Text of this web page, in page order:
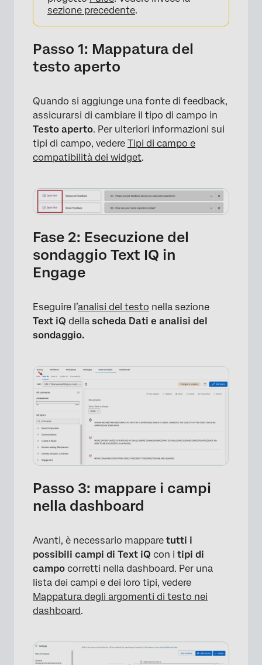
sezione precedente.
Passo 1: Mappatura del
testo aperto
Quando si aggiunge una fonte di feedback,
assicurarsi di cambiare il tipo di campo in
Testo aperto. Per ulteriori informazioni sui
tipi di campo, vedere Tipi di campo e
compatibilità dei widget.
×
Fase 2: Esecuzione del
sondaggio Text IQ in
Engage
Eseguire l’analisi del testo nella sezione
Text iQ della scheda Dati e analisi del
sondaggio.
Passo 3: mappare i campi
nella dashboard
Avanti, è necessario mappare tutti i
possibili campi di Text iQ con i tipi di
campo corretti nella dashboard. Per una
lista dei campi e dei loro tipi, vedere
Mappatura degli argomenti di testo nei
dashboard.